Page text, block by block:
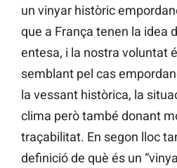
un vinyar històric
que a França tenen la idea
entesa, i la nostra voluntat
semblant pel cas
la vessant històrica, la
clima però també donant
traçabilitat. En segon lloc
definició de què és un